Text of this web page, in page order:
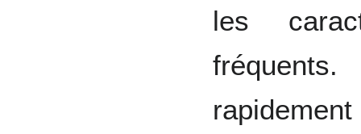
les